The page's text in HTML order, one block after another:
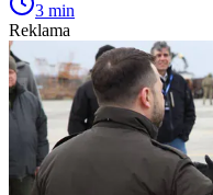
3 min
Reklama